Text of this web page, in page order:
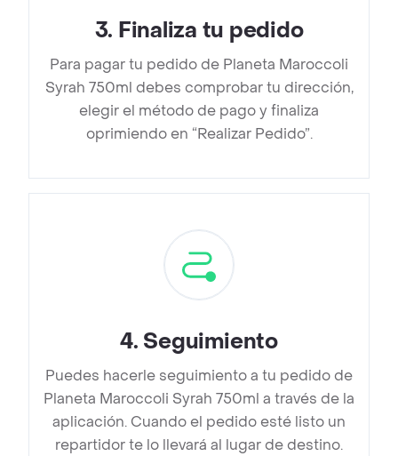
3. Finaliza tu pedido
Para pagar tu pedido de Planeta Maroccoli
Syrah 750ml debes comprobar tu dirección,
elegir el método de pago y finaliza
oprimiendo en “Realizar Pedido”.
4. Seguimiento
Puedes hacerle seguimiento a tu pedido de
Planeta Maroccoli Syrah 750ml a través de la
aplicación. Cuando el pedido esté listo un
repartidor te lo llevará al lugar de destino.